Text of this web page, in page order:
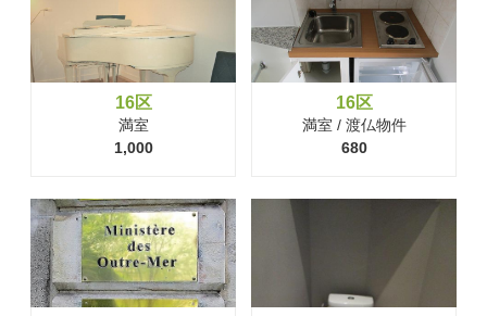
16区
満室
1,000
16区
満室 / 渡仏物件
680